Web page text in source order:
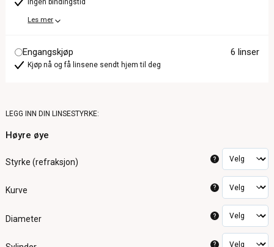
Les mer
Engangskjøp 6 linser
Kjøp nå og få linsene sendt hjem til deg
LEGG INN DIN LINSESTYRKE:
Høyre øye
Styrke (refraksjon) ?
Kurve ?
Diameter ?
?